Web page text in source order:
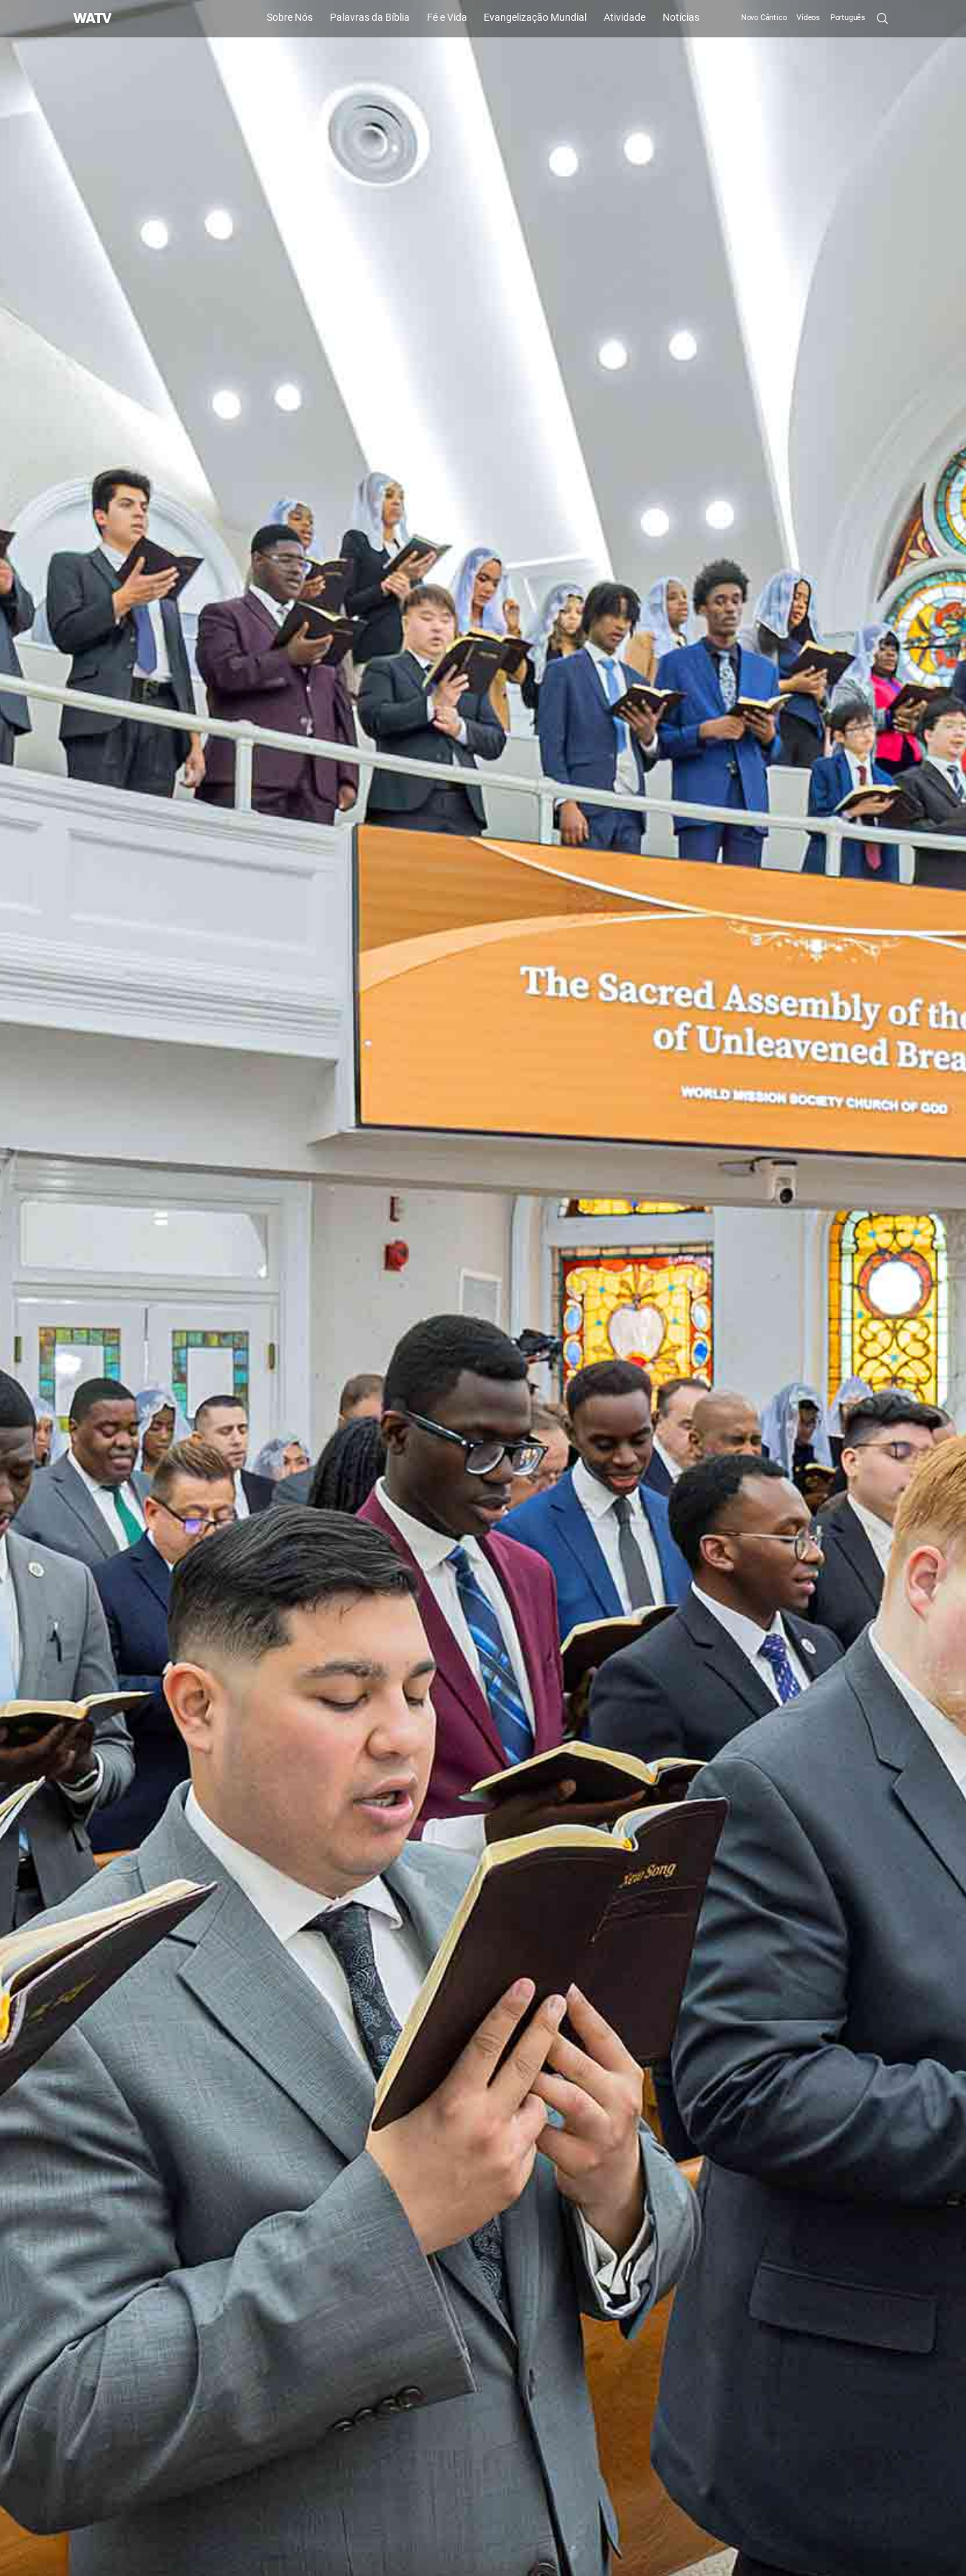
Igreja
Sobre Nós Palavras da Bíblia Fé e Vida Evangelização Mundial Atividade Notícias Novo Cântico Vídeos Português Search
Submit